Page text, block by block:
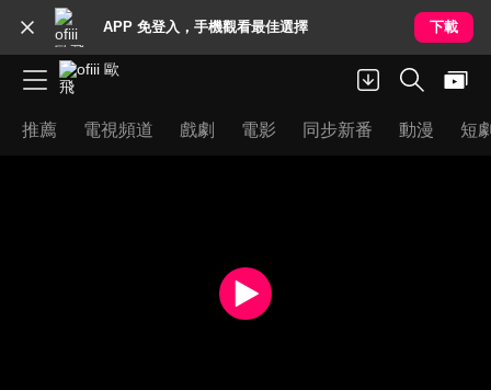
APP 免登入，手機觀看最佳選擇 下載
推薦 電視頻道 戲劇 電影 同步新番 動漫 短